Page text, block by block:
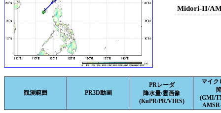
Midori-II/
観測範囲 PR3D動画
PRレーダ
降水量/雲画像
(KuPR/PR/VIRS)
マイク
(GMI/